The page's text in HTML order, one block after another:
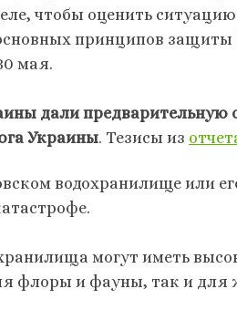
чтобы оценить ситуацию
принципов
мая.
дали предварительную
Украины. Тезисы из
водохранилище или
могут иметь
флоры и фауны, так и для